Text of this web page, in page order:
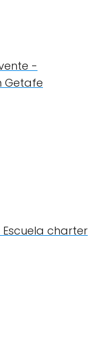
-
Getafe
Escuela charter